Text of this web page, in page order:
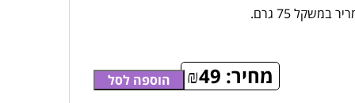
מחיר: ₪49 הוספה לסל